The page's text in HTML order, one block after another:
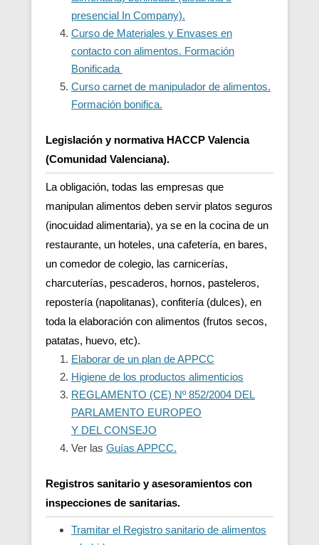
presencial In Company).
Curso de Materiales y Envases en
contacto con alimentos. Formación
Bonificada
Curso carnet de manipulador de alimentos.
Formación bonifica.
Legislación y normativa HACCP Valencia
(Comunidad Valenciana).
La obligación, todas las empresas que
manipulan alimentos deben servir platos seguros
(inocuidad alimentaria), ya se en la cocina de un
restaurante, un hoteles, una cafetería, en bares,
un comedor de colegio, las carnicerías,
charcuterías, pescaderos, hornos, pasteleros,
repostería (napolitanas), confitería (dulces), en
toda la elaboración con alimentos (frutos secos,
patatas, huevo, etc).
Elaborar de un plan de APPCC
Higiene de los productos alimenticios
REGLAMENTO (CE) Nº 852/2004 DEL
PARLAMENTO EUROPEO
Y DEL CONSEJO
Ver las Guías APPCC.
Registros sanitario y asesoramientos con
inspecciones de sanitarias.
Tramitar el Registro sanitario de alimentos